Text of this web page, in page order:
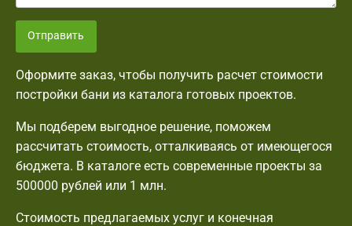
Отправить
Оформите заказ, чтобы получить расчет стоимости
постройки бани из каталога готовых проектов.
Мы подберем выгодное решение, поможем
рассчитать стоимость, отталкиваясь от имеющегося
бюджета. В каталоге есть современные проекты за
500000 рублей или 1 млн.
Стоимость предлагаемых услуг и конечная